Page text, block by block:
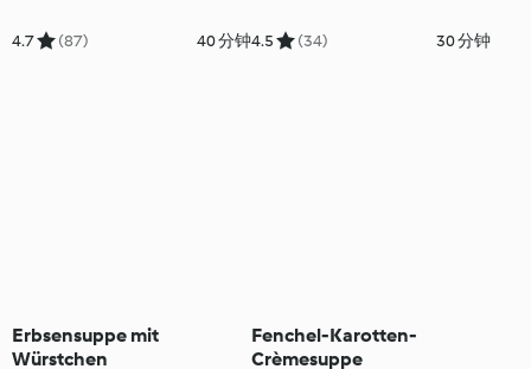
4.7 (87) 40 分钟4.5 (34) 30 分钟
Erbsensuppe mit
Würstchen
Fenchel-Karotten-
Crèmesuppe